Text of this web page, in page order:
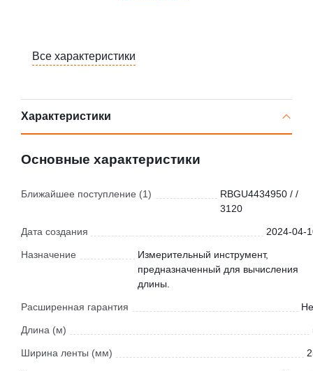
Все характеристики
Характеристики
Основные характеристики
Ближайшее поступление (1)
RBGU4434950 / /
3120
Дата создания 2024-04-
Назначение
Измерительный инструмент,
предназначенный для вычисления
длины.
Расширенная гарантия
Длина (м)
Ширина ленты (мм)